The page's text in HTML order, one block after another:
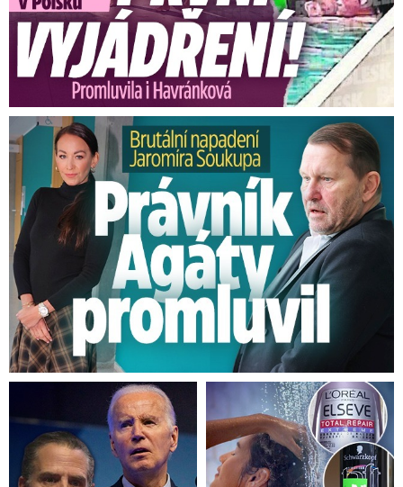
Brutální napadení Soukupa. Právník Agáty promluvil